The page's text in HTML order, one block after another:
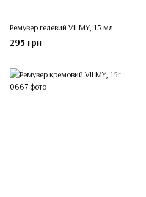
Ремувер гелевий VILMY, 15 мл
295 грн